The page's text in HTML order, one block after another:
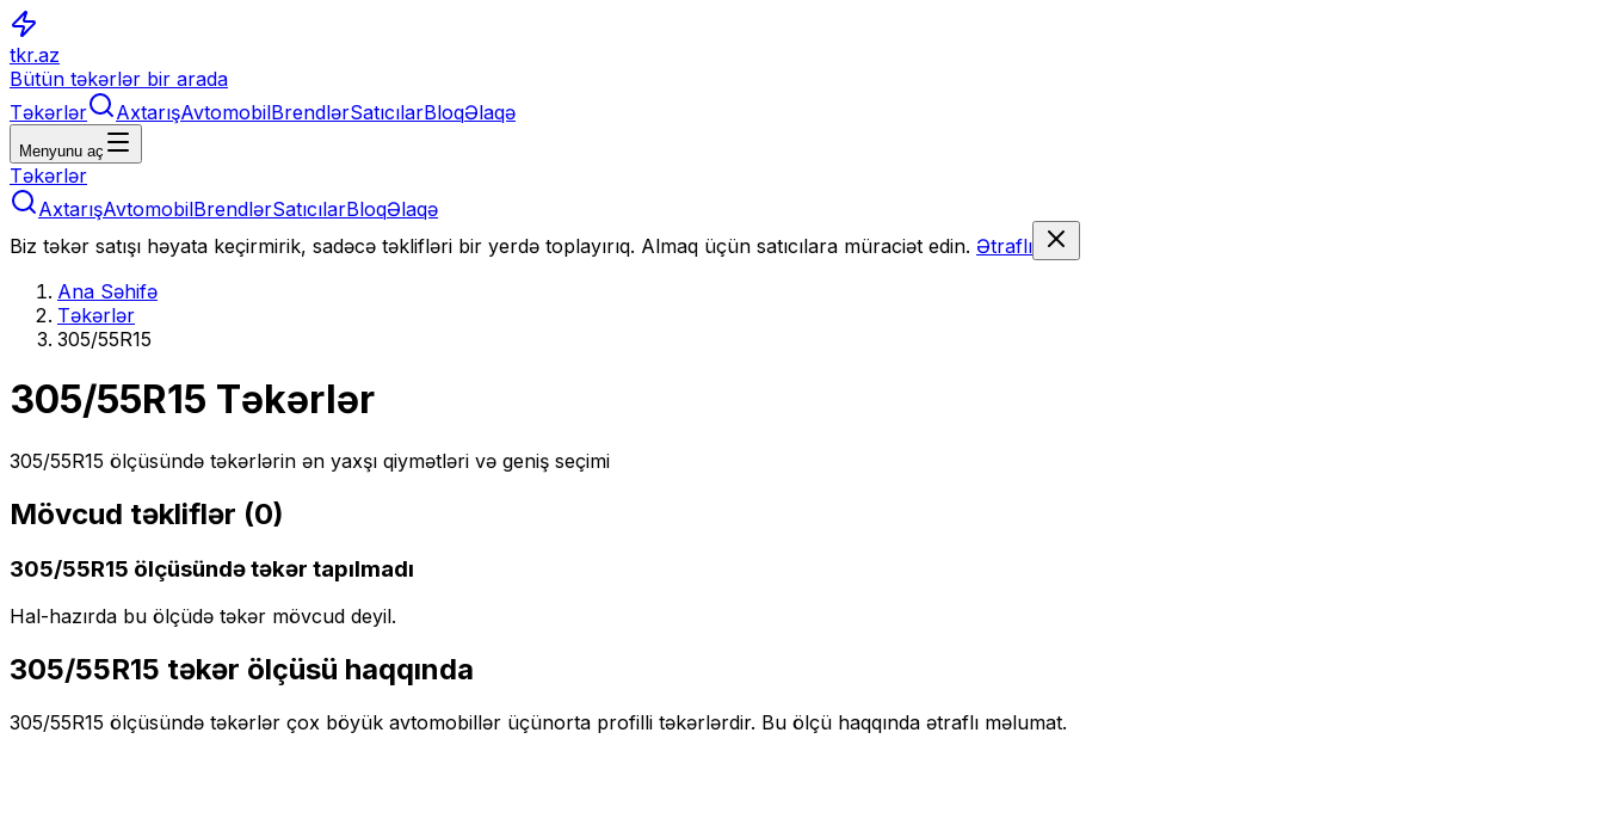
tkr.az
Bütün təkərlər bir arada
Təkərlər
AxtarışAvtomobilBrendlərSatıcılarBloqƏlaqə
Menyunu aç
Təkərlər
AxtarışAvtomobilBrendlərSatıcılarBloqƏlaqə
Biz təkər satışı həyata keçirmirik, sadəcə təklifləri bir yerdə toplayırıq. Almaq üçün satıcılara müraciət edin. Ətraflı
Ana Səhifə
Təkərlər
305/55R15
305/55R15 Təkərlər
305/55R15 ölçüsündə təkərlərin ən yaxşı qiymətləri və geniş seçimi
Mövcud təkliflər (0)
305/55R15 ölçüsündə təkər tapılmadı
Hal-hazırda bu ölçüdə təkər mövcud deyil.
305/55R15 təkər ölçüsü haqqında
305/55R15 ölçüsündə təkərlər çox böyük avtomobillər üçünorta profilli təkərlərdir. Bu ölçü haqqında ətraflı məlumat.